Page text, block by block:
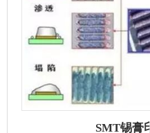
SMT锡膏